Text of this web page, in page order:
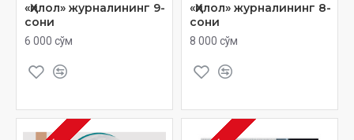
«Ҳилол» журналининг 9-
сони
6 000 сўм
«Ҳилол» журналининг 8-
сони
8 000 сўм